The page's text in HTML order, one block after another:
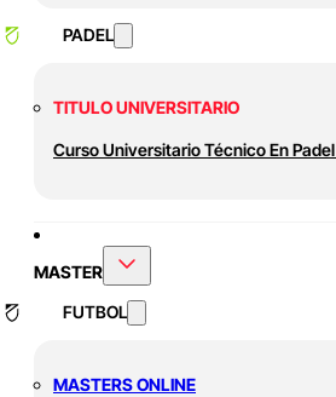
PADEL
TITULO UNIVERSITARIO
Curso Universitario Técnico En
MASTER
FUTBOL
MASTERS ONLINE